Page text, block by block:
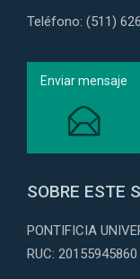
Teléfono: (511)
Enviar mensaje
SOBRE ESTE
PONTIFICIA
RUC: 20155945860